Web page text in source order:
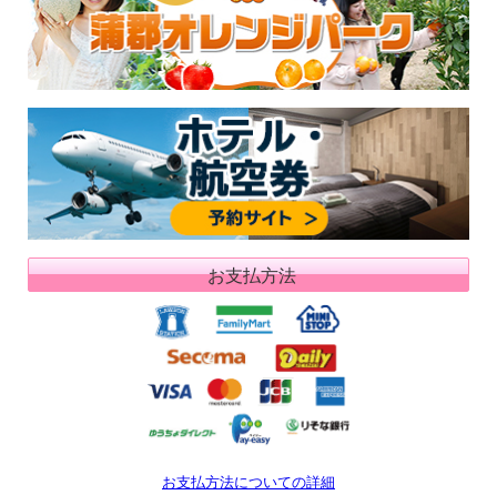
お支払方法
お支払方法についての詳細